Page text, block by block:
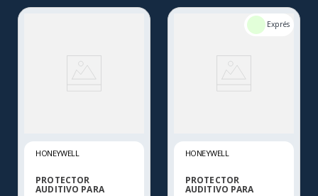
HONEYWELL
PROTECTOR
AUDITIVO PARA
HONEYWELL
PROTECTOR
AUDITIVO PARA